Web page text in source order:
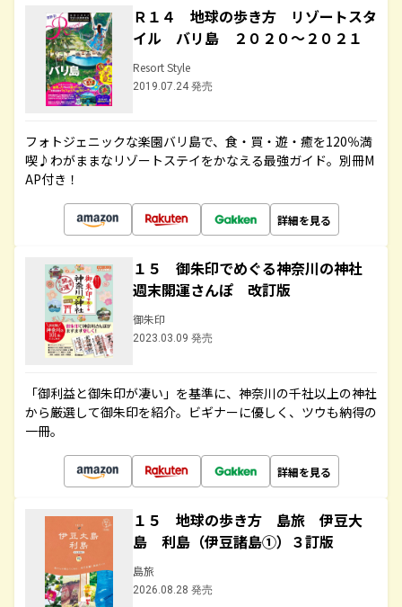
Ｒ１４ 地球の歩き方 リゾートスタ
イル バリ島 ２０２０～２０２１
Resort Style
2019.07.24 発売
フォトジェニックな楽園バリ島で、食・買・遊・癒を120％満
喫♪わがままなリゾートステイをかなえる最強ガイド。別冊M
AP付き！
詳細を見る
１５ 御朱印でめぐる神奈川の神社
週末開運さんぽ 改訂版
御朱印
2023.03.09 発売
「御利益と御朱印が凄い」を基準に、神奈川の千社以上の神社
から厳選して御朱印を紹介。ビギナーに優しく、ツウも納得の
一冊。
詳細を見る
１５ 地球の歩き方 島旅 伊豆大
島 利島（伊豆諸島①）３訂版
島旅
2026.08.28 発売